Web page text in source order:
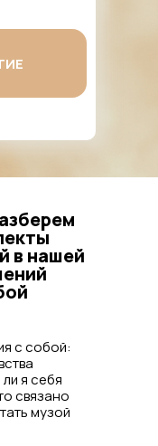
в нашей
с собой:
я себя
связано
музой